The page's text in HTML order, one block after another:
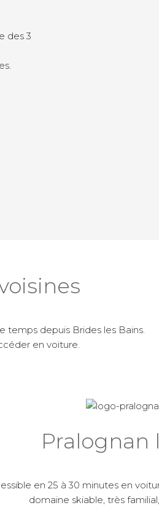
des 3
temps depuis Brides les Bains.
en voiture.
Pralognan
en 25 à 30 minutes en
domaine skiable, très